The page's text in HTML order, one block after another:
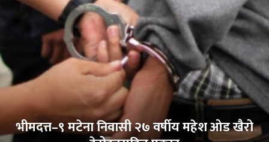
भीमदत्त–९ मटेना निवासी २७ वर्षीय महेश ओड खैरो